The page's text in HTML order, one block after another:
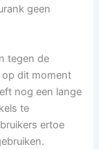
geen
tegen de
op dit moment
nog een lange
te
ertoe